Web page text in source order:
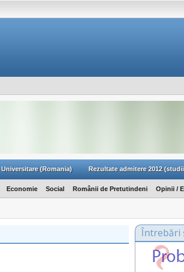
Universitare (Romania) Rezultate admitere 2012
Economie Social Românii de Pretutindeni Opinii /
Întrebări